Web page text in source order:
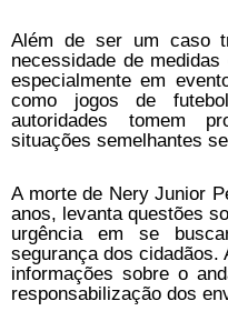
Além de ser um caso
necessidade de
especialmente em
como jogos de
autoridades tomem
situações semelhantes
A morte de Nery Junior
anos, levanta questões
urgência em se
segurança dos cidadãos.
informações sobre o
responsabilização dos